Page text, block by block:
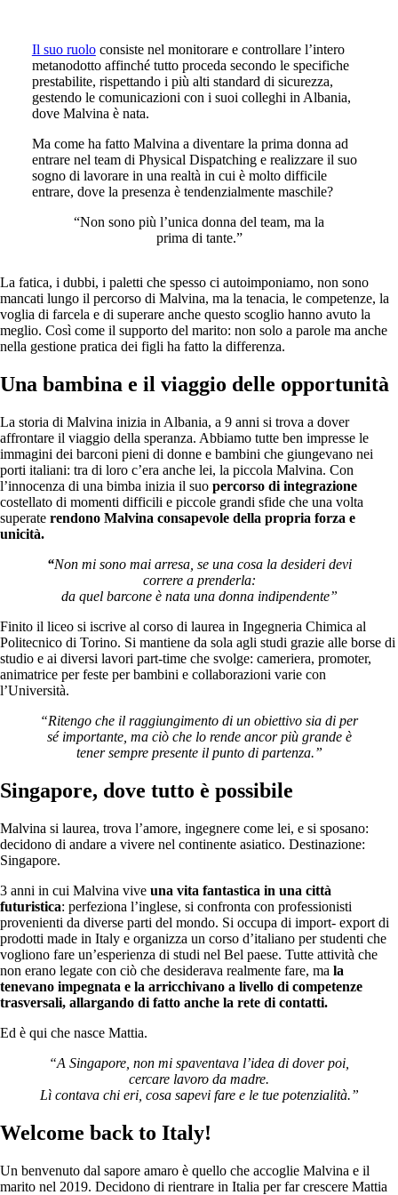
Il suo ruoloconsiste nel monitorare e controllare l’intero
metanodotto affinché tutto proceda secondo le specifiche
prestabilite, rispettando i più alti standard di sicurezza,
gestendo le comunicazioni con i suoi colleghi in Albania,
dove Malvina è nata.
Ma come ha fatto Malvina a diventare la prima donna ad
entrare nel team di Physical Dispatching e realizzare il suo
sogno di lavorare in una realtà in cui è molto difficile
entrare, dove la presenza è tendenzialmente maschile?
“Non sono più l’unica donna del team, ma la
prima di tante.”
La fatica, i dubbi, i paletti che spesso ci autoimponiamo, non sono
mancati lungo il percorso di Malvina, ma la tenacia, le competenze, la
voglia di farcela e di superare anche questo scoglio hanno avuto la
meglio. Così come il supporto del marito: non solo a parole ma anche
nella gestione pratica dei figli ha fatto la differenza.
Una bambina e il viaggio delle opportunità
La storia di Malvina inizia in Albania, a 9 anni si trova a dover
affrontare il viaggio della speranza. Abbiamo tutte ben impresse le
immagini dei barconi pieni di donne e bambini che giungevano nei
porti italiani: tra di loro c’era anche lei, la piccola Malvina. Con
l’innocenza di una bimba inizia il suo percorso di integrazione
costellato di momenti difficili e piccole grandi sfide che una volta
superate rendono Malvina consapevole della propria forza e
unicità.
“Non mi sono mai arresa, se una cosa la desideri devi
correre a prenderla:
da quel barcone è nata una donna indipendente”
Finito il liceo si iscrive al corso di laurea in Ingegneria Chimica al
Politecnico di Torino. Si mantiene da sola agli studi grazie alle borse di
studio e ai diversi lavori part-time che svolge: cameriera, promoter,
animatrice per feste per bambini e collaborazioni varie con
l’Università.
“Ritengo che il raggiungimento di un obiettivo sia di per
sé importante, ma ciò che lo rende ancor più grande è
tener sempre presente il punto di partenza.”
Singapore, dove tutto è possibile
Malvina si laurea, trova l’amore, ingegnere come lei, e si sposano:
decidono di andare a vivere nel continente asiatico. Destinazione:
Singapore.
3 anni in cui Malvina vive una vita fantastica in una città
futuristica: perfeziona l’inglese, si confronta con professionisti
provenienti da diverse parti del mondo. Si occupa di import- export di
prodotti made in Italy e organizza un corso d’italiano per studenti che
vogliono fare un’esperienza di studi nel Bel paese. Tutte attività che
non erano legate con ciò che desiderava realmente fare, ma la
tenevano impegnata e la arricchivano a livello di competenze
trasversali, allargando di fatto anche la rete di contatti.
Ed è qui che nasce Mattia.
“A Singapore, non mi spaventava l’idea di dover poi,
cercare lavoro da madre.
Lì contava chi eri, cosa sapevi fare e le tue potenzialità.”
Welcome back to Italy!
Un benvenuto dal sapore amaro è quello che accoglie Malvina e il
marito nel 2019. Decidono di rientrare in Italia per far crescere Mattia